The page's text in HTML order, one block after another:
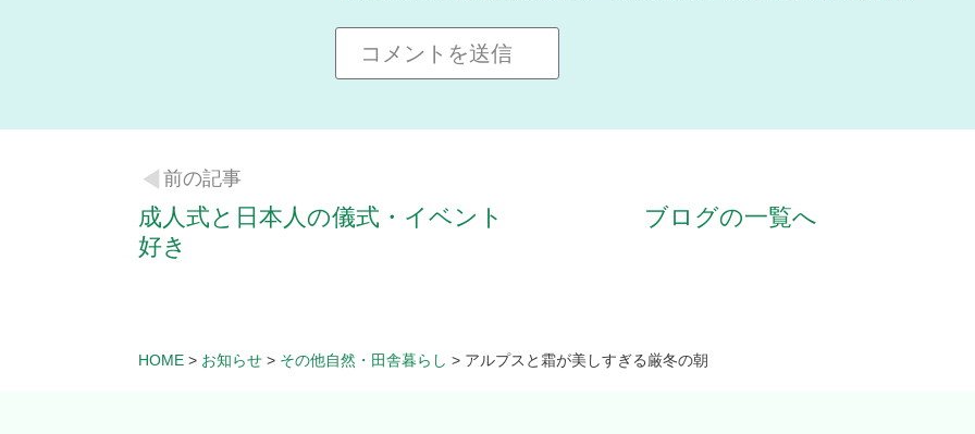
前の記事
成人式と日本人の儀式・イベント
好き
ブログの一覧へ
HOME > お知らせ > その他自然・田舎暮らし > アルプスと霜が美しすぎる厳冬の朝